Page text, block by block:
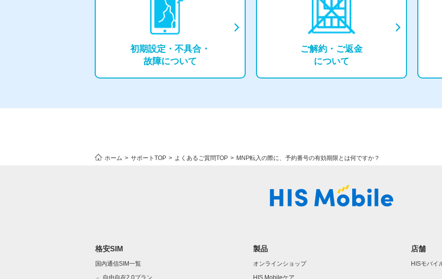
初期設定・ 不具合・
故障について
ご解約・ご返⾦
について
ホーム サポートTOP よくあるご質問TOP MNP転入の際に、予約番号の有効期限とは何ですか？
格安SIM
国内通信SIM一覧
自由自在2.0プラン
製品
オンラインショップ
HIS Mobileケア
店舗
HISモバイ